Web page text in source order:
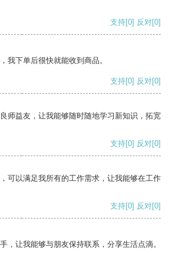
支持[0] 反对[0]
我下单后很快就能收到商品。
支持[0] 反对[0]
师益友，让我能够随时随地学习新知识，拓宽
支持[0] 反对[0]
可以满足我所有的工作需求，让我能够在工作
支持[0] 反对[0]
，让我能够与朋友保持联系，分享生活点滴。